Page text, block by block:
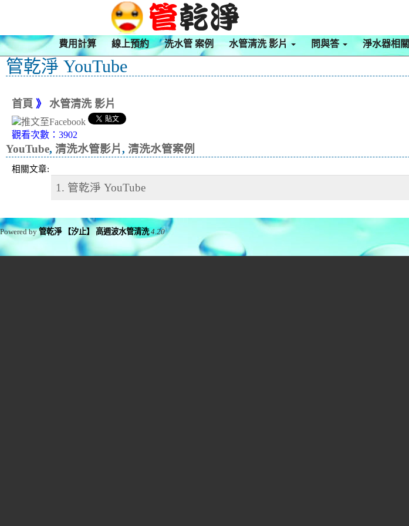
費用計算 線上預約 洗水管 案例 水管清洗 影片 問與答 淨水器相關
管乾淨 YouTube
首頁 》 水管清洗 影片
觀看次數：3902
YouTube, 清洗水管影片, 清洗水管案例
相關文章:
1. 管乾淨 YouTube
Powered by管乾淨 【汐止】 高週波水管清洗 4.20